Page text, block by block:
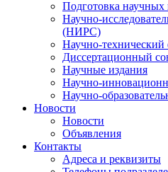
Подготовка научных
Научно-
(НИРС)
Научно-технический
Диссертационный
Научные издания
Научно-
Научно-
Новости
Новости
Объявления
Контакты
Адреса и реквизиты